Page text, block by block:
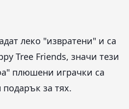
леко "извратени" и са
Tree Friends, значи тези
плюшени играчки са
за тях.